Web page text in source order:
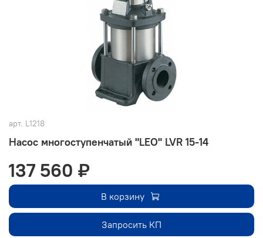
арт. L1218
Насос многоступенчатый "LEO" LVR 15-14
137 560 ₽
В корзину
Запросить КП